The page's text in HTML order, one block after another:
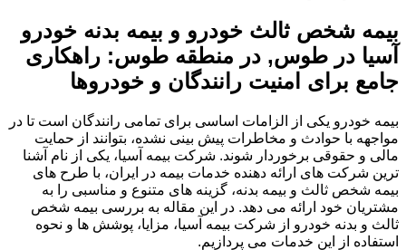
بیمه شخص ثالث خودرو و بیمه بدنه خودرو
آسیا در طوس, در منطقه طوس: راهکاری
جامع برای امنیت رانندگان و خودروها
بیمه خودرو یکی از الزامات اساسی برای تمامی رانندگان است تا در
مواجهه با حوادث و مخاطرات پیش بینی نشده، بتوانند از حمایت
مالی و حقوقی برخوردار شوند. شرکت بیمه آسیا، یکی از نام آشنا
ترین شرکت های ارائه دهنده خدمات بیمه در ایران، با طرح های
بیمه شخص ثالث و بیمه بدنه، گزینه های متنوع و مناسبی را به
مشتریان خود ارائه می دهد. در این مقاله به بررسی بیمه شخص
ثالث و بدنه خودرو از شرکت بیمه آسیا، مزایا، پوشش ها و نحوه
استفاده از این خدمات می پردازیم.